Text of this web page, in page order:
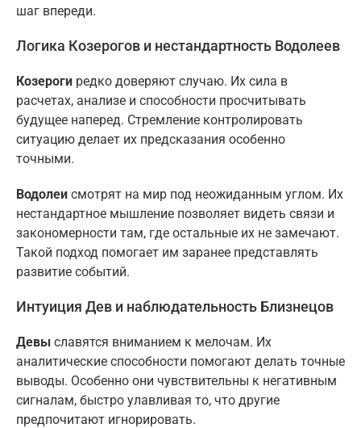
шаг впереди.
Логика Козерогов и нестандартность Водолеев
Козероги редко доверяют случаю. Их сила в
расчетах, анализе и способности просчитывать
будущее наперед. Стремление контролировать
ситуацию делает их предсказания особенно
точными.
Водолеи смотрят на мир под неожиданным углом. Их
нестандартное мышление позволяет видеть связи и
закономерности там, где остальные их не замечают.
Такой подход помогает им заранее представлять
развитие событий.
Интуиция Дев и наблюдательность Близнецов
Девы славятся вниманием к мелочам. Их
аналитические способности помогают делать точные
выводы. Особенно они чувствительны к негативным
сигналам, быстро улавливая то, что другие
предпочитают игнорировать.